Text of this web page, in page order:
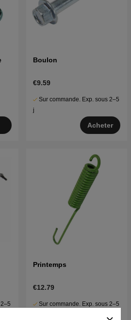
Boulon
€9.59
Sur commande. Exp. sous 2–5
j
Acheter
Printemps
€12.79
Sur commande. Exp. sous 2–5